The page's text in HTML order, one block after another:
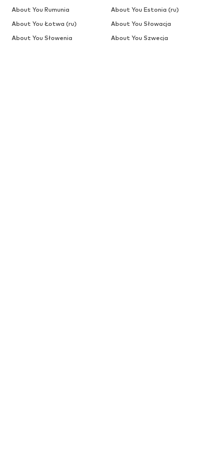
About You Rumunia
About You Estonia (ru)
About You Łotwa (ru)
About You Słowacja
About You Słowenia
About You Szwecja